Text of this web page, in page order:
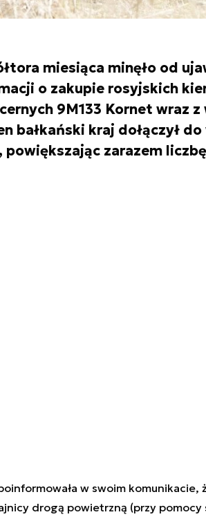
miesiąca minęło od
o zakupie rosyjskich
9M133 Kornet wraz
bałkański kraj dołączył
powiększając zarazem
w swoim
drogą powietrzną (przy